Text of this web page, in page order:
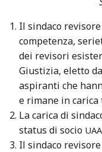
Il sindaco
competenza,
dei revisori
Giustizia, eletto
aspiranti che
e rimane in carica
La carica di
status di socio
Il sindaco